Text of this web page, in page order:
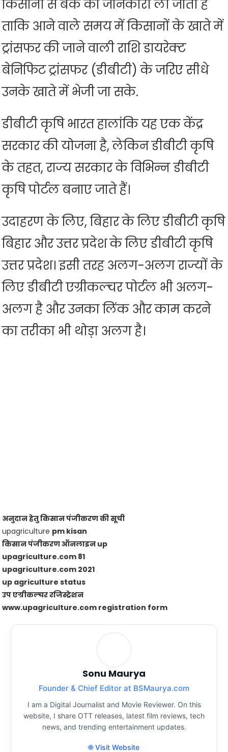
किसानों से बैंक की जानकारी ली जाती है
ताकि आने वाले समय में किसानों के खाते में
ट्रांसफर की जाने वाली राशि डायरेक्ट
बेनिफिट ट्रांसफर (डीबीटी) के जरिए सीधे
उनके खाते में भेजी जा सके.
डीबीटी कृषि भारत हालांकि यह एक केंद्र
सरकार की योजना है, लेकिन डीबीटी कृषि
के तहत, राज्य सरकार के विभिन्न डीबीटी
कृषि पोर्टल बनाए जाते हैं।
उदाहरण के लिए, बिहार के लिए डीबीटी कृषि
बिहार और उत्तर प्रदेश के लिए डीबीटी कृषि
उत्तर प्रदेश। इसी तरह अलग-अलग राज्यों के
लिए डीबीटी एग्रीकल्चर पोर्टल भी अलग-
अलग है और उनका लिंक और काम करने
का तरीका भी थोड़ा अलग है।
अनुदान हेतु किसान पंजीकरण की सूची
upagriculture pm kisan
किसान पंजीकरण ऑनलाइन up
upagriculture.com 81
upagriculture.com 2021
up agriculture status
उप एग्रीकल्चर रजिस्ट्रेशन
www.upagriculture.com registration form
Sonu Maurya
Founder & Chief Editor at BSMaurya.com
I am a Digital Journalist and Movie Reviewer. On this
website, I share OTT releases, latest film reviews, tech
news, and trending entertainment updates.
🌐 Visit Website